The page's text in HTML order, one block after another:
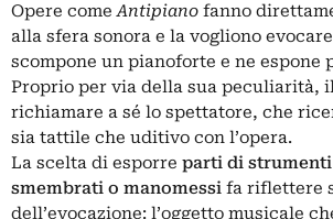
Opere comeAntipiano fanno
alla sfera sonora e la vogliono
scompone un pianoforte e ne espone
Proprio per via della sua peculiarità,
richiamare a sé lo spettatore, che
sia tattile che uditivo con l’opera.
La scelta di esporre parti di
smembrati o manomessi fa riflettere
dell’evocazione: l’oggetto musicale